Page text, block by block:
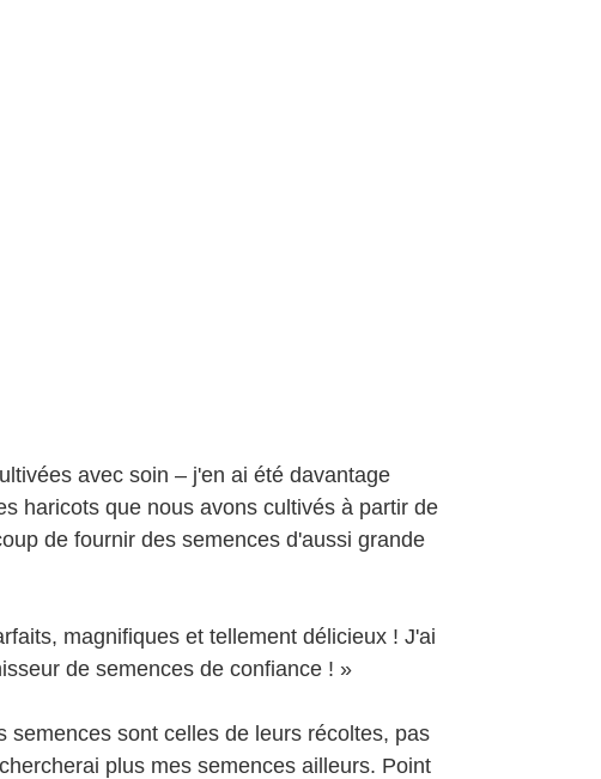
avec soin – j'en ai été davantage
haricots que nous avons cultivés à partir de
de fournir des semences d'aussi grande
magnifiques et tellement délicieux ! J'ai
de semences de confiance ! »
sont celles de leurs récoltes, pas
plus mes semences ailleurs. Point